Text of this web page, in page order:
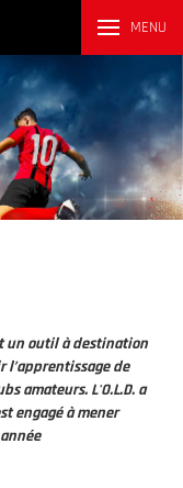
MENU
un outil à destination
l’apprentissage de
amateurs. L'O.L.D. a
engagé à mener